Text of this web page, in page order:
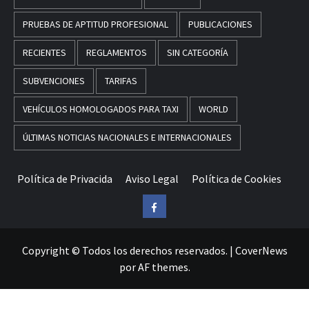
PRUEBAS DE APTITUD PROFESIONAL PUBLICACIONES
RECIENTES REGLAMENTOS SIN CATEGORÍA
SUBVENCIONES TARIFAS
VEHÍCULOS HOMOLOGADOS PARA TAXI WORLD
ÚLTIMAS NOTICIAS NACIONALES E INTERNACIONALES
Política de Privacida Aviso Legal Política de Cookies
Facebook
Copyright © Todos los derechos reservados. | CoverNews
por AF themes.